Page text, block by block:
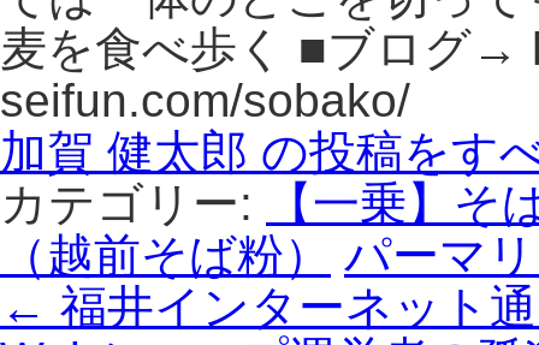
麦を食べ歩く ■ブログ→
seifun.com/sobako/
加賀 健太郎 の投稿をす
カテゴリー:
【一乗】そ
（越前そば粉）
パーマ
← 福井インターネット